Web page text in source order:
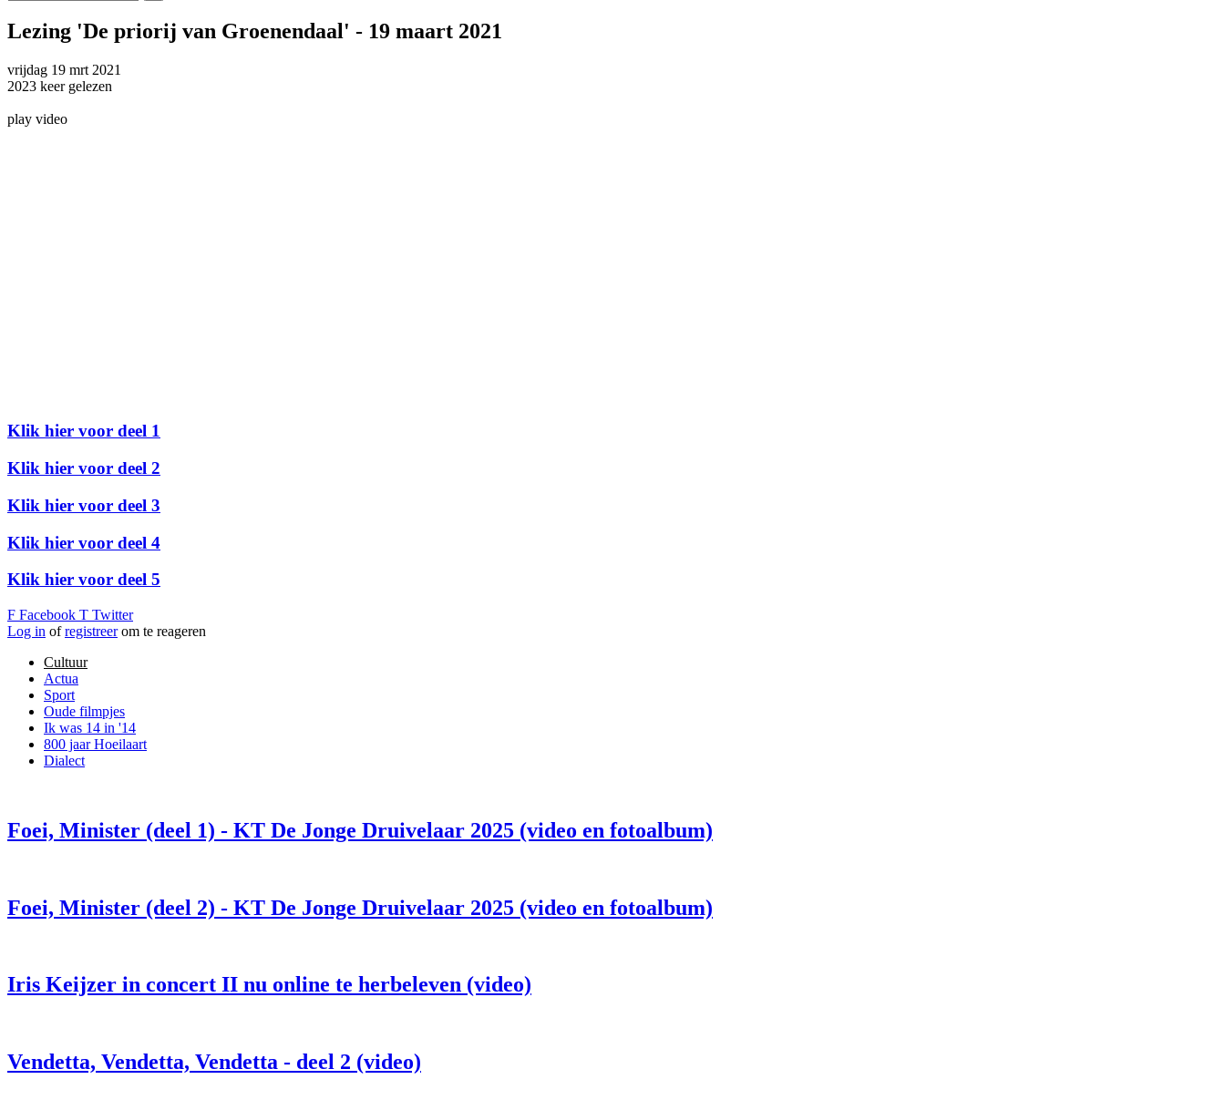
Lezing 'De priorij van Groenendaal' - 19 maart 2021
vrijdag 19 mrt 2021
2023 keer gelezen
play video
Klik hier voor deel 1
Klik hier voor deel 2
Klik hier voor deel 3
Klik hier voor deel 4
Klik hier voor deel 5
F Facebook T Twitter
Log in ofregistreerom te reageren
Cultuur
Actua
Sport
Oude filmpjes
Ik was 14 in '14
800 jaar Hoeilaart
Dialect
Foei, Minister (deel 1) - KT De Jonge Druivelaar 2025 (video en fotoalbum)
Foei, Minister (deel 2) - KT De Jonge Druivelaar 2025 (video en fotoalbum)
Iris Keijzer in concert II nu online te herbeleven (video)
Vendetta, Vendetta, Vendetta - deel 2 (video)